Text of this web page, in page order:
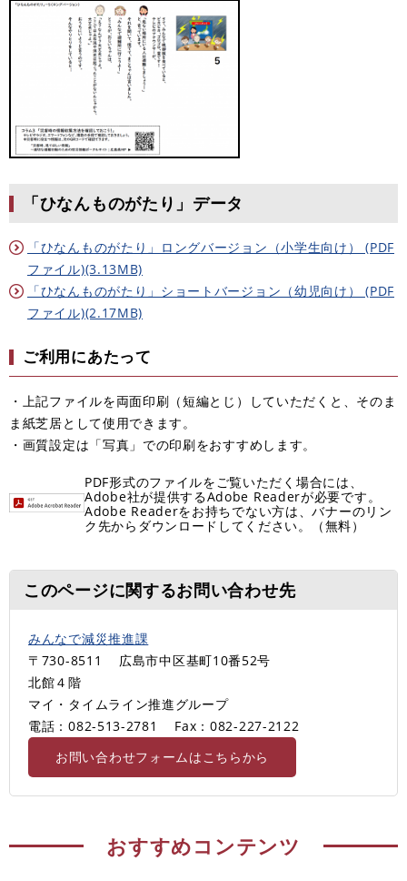
「ひなんものがたり」データ
「ひなんものがたり」ロングバージョン（小学生向け） (PDF
ファイル)(3.13MB)
「ひなんものがたり」ショートバージョン（幼児向け） (PDF
ファイル)(2.17MB)
ご利用にあたって
・上記ファイルを両面印刷（短編とじ）していただくと、そのま
ま紙芝居として使用できます。
・画質設定は「写真」での印刷をおすすめします。
PDF形式のファイルをご覧いただく場合には、
Adobe社が提供するAdobe Readerが必要です。
Adobe Readerをお持ちでない方は、バナーのリン
ク先からダウンロードしてください。（無料）
このページに関するお問い合わせ先
みんなで減災推進課
〒730-8511
広島市中区基町10番52号
北館４階
マイ・タイムライン推進グループ
電話：082-513-2781
Fax：082-227-2122
お問い合わせフォームはこちらから
おすすめコンテンツ